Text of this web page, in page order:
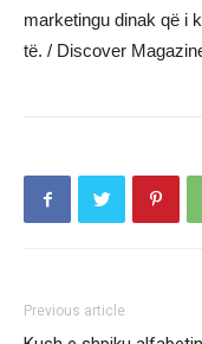
marketingu dinak që i
të. / Discover
Previous article